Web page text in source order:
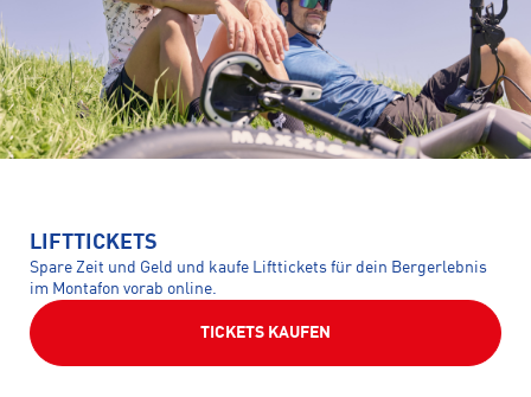
LIFTTICKETS
Spare Zeit und Geld und kaufe Lifttickets für dein Bergerlebnis
im Montafon vorab online.
TICKETS KAUFEN